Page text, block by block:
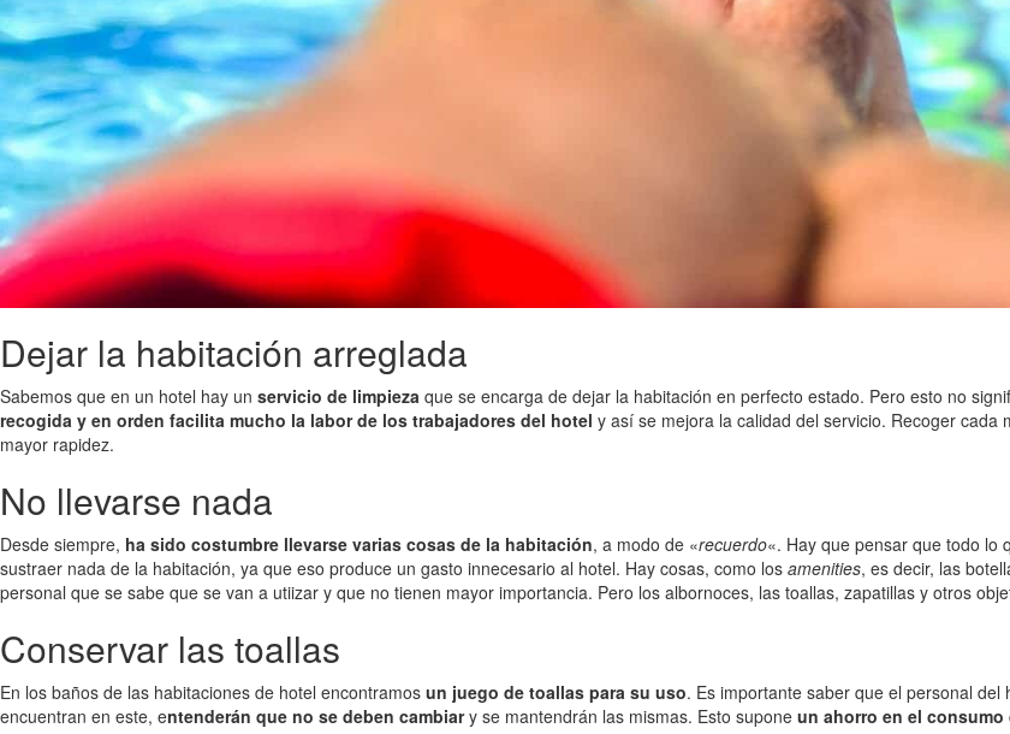
Dejar la habitación arreglada
Sabemos que en un hotel hay un servicio de limpieza que se encarga de dejar la habitación en perfecto estado. Pero esto no
recogida y en orden facilita mucho la labor de los trabajadores del hotel y así se mejora la calidad del servicio. Recoger
mayor rapidez.
No llevarse nada
Desde siempre, ha sido costumbre llevarse varias cosas de la habitación, a modo de «recuerdo«. Hay que pensar que todo lo
sustraer nada de la habitación, ya que eso produce un gasto innecesario al hotel. Hay cosas, como los amenities, es decir, las
personal que se sabe que se van a utiizar y que no tienen mayor importancia. Pero los albornoces, las toallas, zapatillas y otros
Conservar las toallas
En los baños de las habitaciones de hotel encontramos un juego de toallas para su uso. Es importante saber que el personal
encuentran en este, entenderán que no se deben cambiary se mantendrán las mismas. Esto supone un ahorro en el consumo